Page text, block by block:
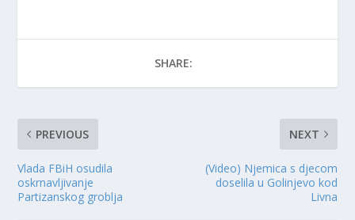
SHARE:
PREVIOUS
Vlada FBiH osudila
oskrnavljivanje
Partizanskog groblja
NEXT
(Video) Njemica s djecom
doselila u Golinjevo kod
Livna